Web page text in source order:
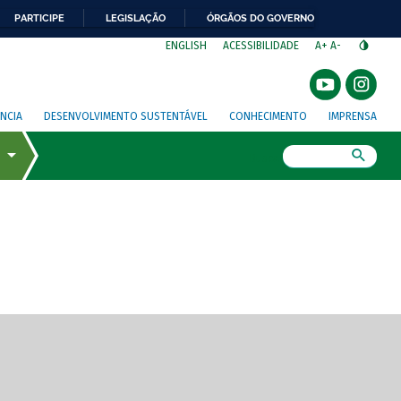
PARTICIPE LEGISLAÇÃO ÓRGÃOS DO GOVERNO
ENGLISH ACESSIBILIDADE A+ A-
DESENVOLVIMENTO SUSTENTÁVEL CONHECIMENTO IMPRENSA
de tela